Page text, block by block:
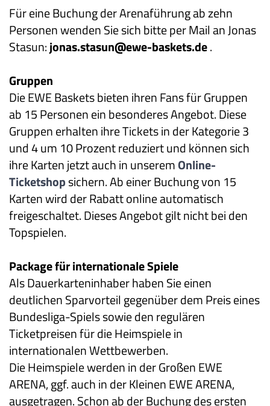
Für eine Buchung der Arenaführung ab zehn
Personen wenden Sie sich bitte per Mail an Jonas
Stasun:jonas.stasun@ewe-baskets.de.
Gruppen
Die EWE Baskets bieten ihren Fans für Gruppen
ab 15 Personen ein besonderes Angebot. Diese
Gruppen erhalten ihre Tickets in der Kategorie 3
und 4 um 10 Prozent reduziert und können sich
ihre Karten jetzt auch in unseremOnline-
Ticketshopsichern. Ab einer Buchung von 15
Karten wird der Rabatt online automatisch
freigeschaltet. Dieses Angebot gilt nicht bei den
Topspielen.
Package fürinternationale Spiele
Als Dauerkarteninhaber haben Sie einen
deutlichen Sparvorteil gegenüber dem Preis eines
Bundesliga-Spiels sowie den regulären
Ticketpreisen für die Heimspiele in
internationalen Wettbewerben.
Die Heimspiele werden in der Großen EWE
ARENA, ggf. auch in der Kleinen EWE ARENA,
ausgetragen. Schon ab der Buchung des ersten